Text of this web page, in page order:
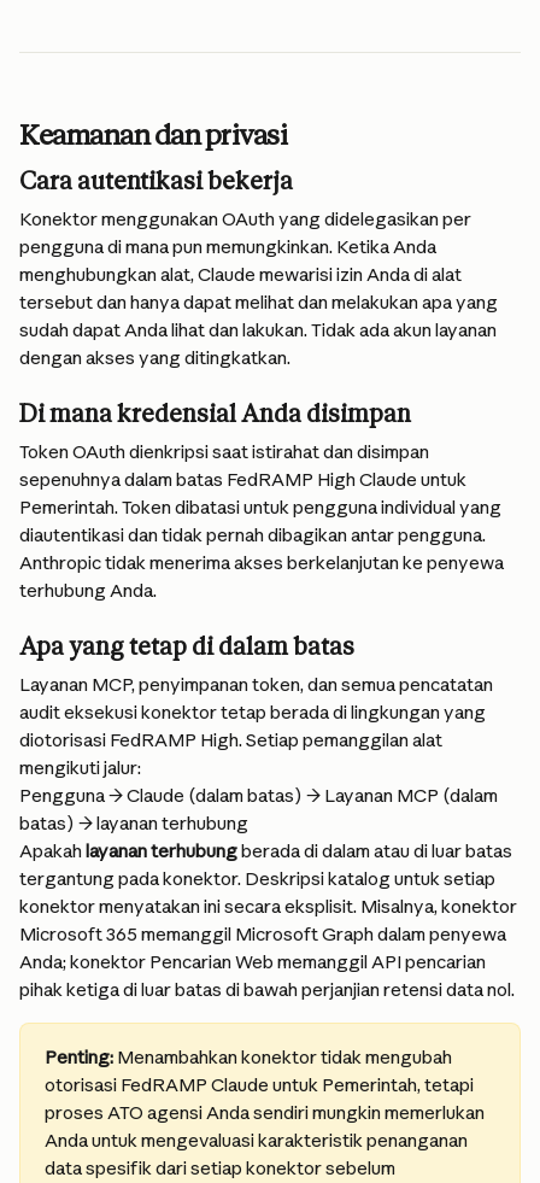
Keamanan dan privasi
Cara autentikasi bekerja
Konektor menggunakan OAuth yang didelegasikan per
pengguna di mana pun memungkinkan. Ketika Anda
menghubungkan alat, Claude mewarisi izin Anda di alat
tersebut dan hanya dapat melihat dan melakukan apa yang
sudah dapat Anda lihat dan lakukan. Tidak ada akun layanan
dengan akses yang ditingkatkan.
Di mana kredensial Anda disimpan
Token OAuth dienkripsi saat istirahat dan disimpan
sepenuhnya dalam batas FedRAMP High Claude untuk
Pemerintah. Token dibatasi untuk pengguna individual yang
diautentikasi dan tidak pernah dibagikan antar pengguna.
Anthropic tidak menerima akses berkelanjutan ke penyewa
terhubung Anda.
Apa yang tetap di dalam batas
Layanan MCP, penyimpanan token, dan semua pencatatan
audit eksekusi konektor tetap berada di lingkungan yang
diotorisasi FedRAMP High. Setiap pemanggilan alat
mengikuti jalur:
Pengguna → Claude (dalam batas) → Layanan MCP (dalam
batas) → layanan terhubung
Apakah layanan terhubung berada di dalam atau di luar batas
tergantung pada konektor. Deskripsi katalog untuk setiap
konektor menyatakan ini secara eksplisit. Misalnya, konektor
Microsoft 365 memanggil Microsoft Graph dalam penyewa
Anda; konektor Pencarian Web memanggil API pencarian
pihak ketiga di luar batas di bawah perjanjian retensi data nol.
Penting: Menambahkan konektor tidak mengubah
otorisasi FedRAMP Claude untuk Pemerintah, tetapi
proses ATO agensi Anda sendiri mungkin memerlukan
Anda untuk mengevaluasi karakteristik penanganan
data spesifik dari setiap konektor sebelum